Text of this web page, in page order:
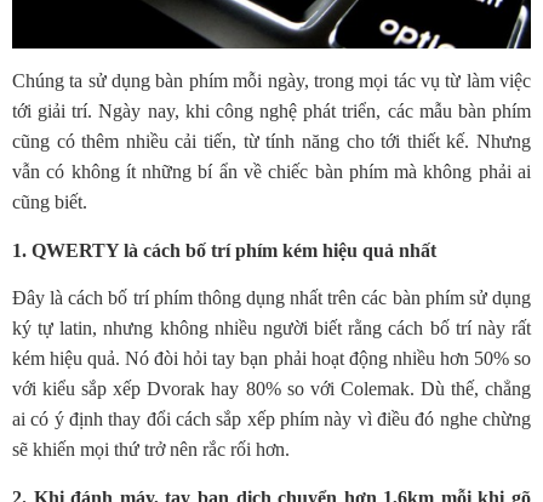
Chúng ta sử dụng bàn phím mỗi ngày, trong mọi tác vụ từ làm việc
tới giải trí. Ngày nay, khi công nghệ phát triển, các mẫu bàn phím
cũng có thêm nhiều cải tiến, từ tính năng cho tới thiết kế. Nhưng
vẫn có không ít những bí ẩn về chiếc bàn phím mà không phải ai
cũng biết.
1. QWERTY là cách bố trí phím kém hiệu quả nhất
Đây là cách bố trí phím thông dụng nhất trên các bàn phím sử dụng
ký tự latin, nhưng không nhiều người biết rằng cách bố trí này rất
kém hiệu quả. Nó đòi hỏi tay bạn phải hoạt động nhiều hơn 50% so
với kiểu sắp xếp Dvorak hay 80% so với Colemak. Dù thế, chẳng
ai có ý định thay đổi cách sắp xếp phím này vì điều đó nghe chừng
sẽ khiến mọi thứ trở nên rắc rối hơn.
2. Khi đánh máy, tay bạn dịch chuyển hơn 1,6km mỗi khi gõ